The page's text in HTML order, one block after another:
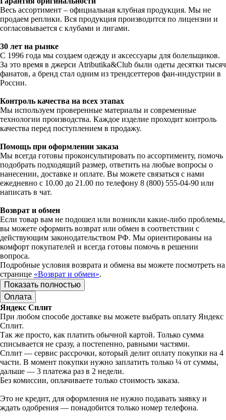
Весь ассортимент – официальная клубная продукция. Мы не
продаем реплики. Вся продукция производится по лицензии и
согласовывается с клубами и лигами.
30 лет на рынке
С 1996 года мы создаем одежду и аксессуары для болельщиков.
За это время в джерси Atributika&Club были одеты десятки тысяч
фанатов, а бренд стал одним из трендсеттеров фан-индустрии в
России.
Контроль качества на всех этапах
Мы используем проверенные материалы и современные
технологии производства. Каждое изделие проходит контроль
качества перед поступлением в продажу.
Помощь при оформлении заказа
Мы всегда готовы проконсультировать по ассортименту, помочь
подобрать подходящий размер, ответить на любые вопросы о
нанесении, доставке и оплате. Вы можете связаться с нами
ежедневно с 10.00 до 21.00 по телефону 8 (800) 555-04-90 или
написать в чат.
Возврат и обмен
Если товар вам не подошел или возникли какие-либо проблемы,
вы можете оформить возврат или обмен в соответствии с
действующим законодательством РФ. Мы ориентированы на
комфорт покупателей и всегда готовы помочь в решении
вопроса.
Подробные условия возврата и обмена вы можете посмотреть на
странице «Возврат и обмен».
Показать полностью
Оплата
Яндекс Сплит
При любом способе доставке вы можете выбрать оплату Яндекс
Сплит.
Так же просто, как платить обычной картой. Только сумма
списывается не сразу, а постепенно, равными частями.
Сплит — сервис рассрочки, который делит оплату покупки на 4
части. В момент покупки нужно заплатить только ¼ от суммы,
дальше — 3 платежа раз в 2 недели.
Без комиссии, оплачиваете только стоимость заказа.
Это не кредит, для оформления не нужно подавать заявку и
ждать одобрения — понадобится только номер телефона.